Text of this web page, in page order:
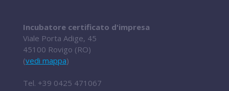
Incubatore certificato d'impresa
Viale Porta Adige, 45
45100 Rovigo (RO)
(vedi mappa)
Tel. +39 0425 471067